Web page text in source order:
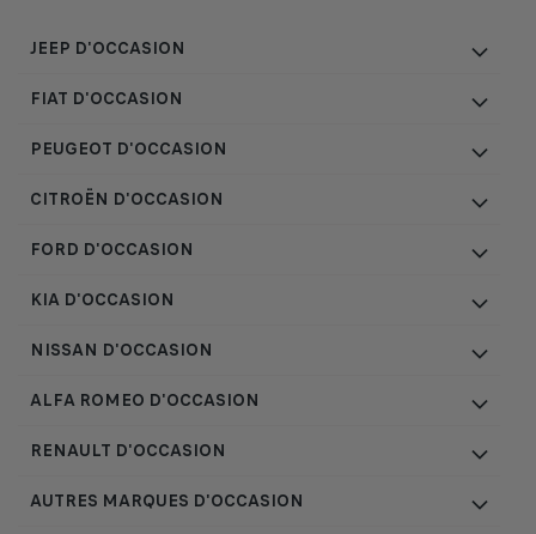
JEEP D'OCCASION
FIAT D'OCCASION
PEUGEOT D'OCCASION
CITROËN D'OCCASION
FORD D'OCCASION
KIA D'OCCASION
NISSAN D'OCCASION
ALFA ROMEO D'OCCASION
RENAULT D'OCCASION
AUTRES MARQUES D'OCCASION